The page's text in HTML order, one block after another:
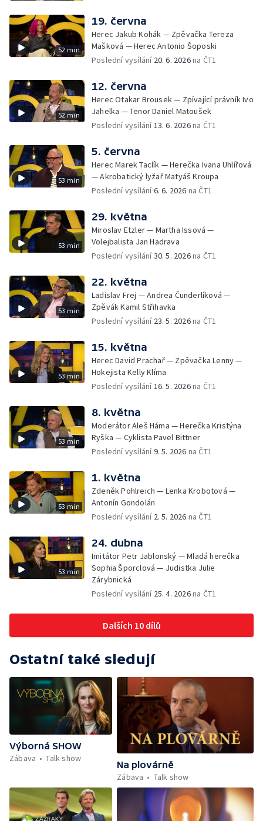
52 min
19. června
Herec Jakub Kohák — Zpěvačka Tereza
Mašková — Herec Antonio Šoposki
Poslední vysílání 20. 6. 2026na ČT1
52 min
12. června
Herec Otakar Brousek — Zpívající právník Ivo
Jahelka — Tenor Daniel Matoušek
Poslední vysílání 13. 6. 2026na ČT1
53 min
5. června
Herec Marek Taclík — Herečka Ivana Uhlířová
— Akrobatický lyžař Matyáš Kroupa
Poslední vysílání6. 6. 2026 na ČT1
53 min
29. května
Miroslav Etzler — Martha Issová —
Volejbalista Jan Hadrava
Poslední vysílání30. 5. 2026na ČT1
53 min
22. května
Ladislav Frej — Andrea Čunderlíková —
Zpěvák Kamil Střihavka
Poslední vysílání 23. 5. 2026na ČT1
53 min
15. května
Herec David Prachař — Zpěvačka Lenny —
Hokejista Kelly Klíma
Poslední vysílání 16. 5. 2026na ČT1
53 min
8. května
Moderátor Aleš Háma — Herečka Kristýna
Ryška — Cyklista Pavel Bittner
Poslední vysílání9. 5. 2026 na ČT1
53 min
1. května
Zdeněk Pohlreich — Lenka Krobotová —
Antonín Gondolán
Poslední vysílání 2. 5. 2026 na ČT1
53 min
24. dubna
Imitátor Petr Jablonský — Mladá herečka
Sophia Šporclová — Judistka Julie
Zárybnická
Poslední vysílání 25. 4. 2026na ČT1
Dalších 10 dílů
Ostatní také sledují
Výborná SHOW
Zábava
Talk show
Na plovárně
Zábava
Talk show